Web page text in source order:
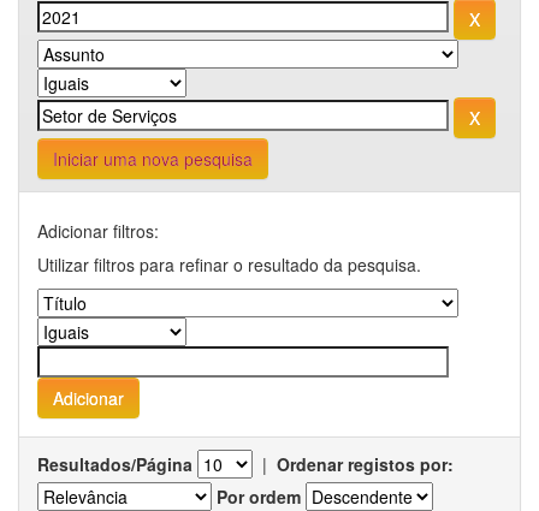
Iniciar uma nova pesquisa
Adicionar filtros:
Utilizar filtros para refinar o resultado da pesquisa.
Resultados/Página | Ordenar registos por:
Por ordem